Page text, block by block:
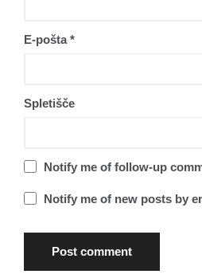
E-pošta*
Spletišče
Notify me of follow-up
Notify me of new posts by